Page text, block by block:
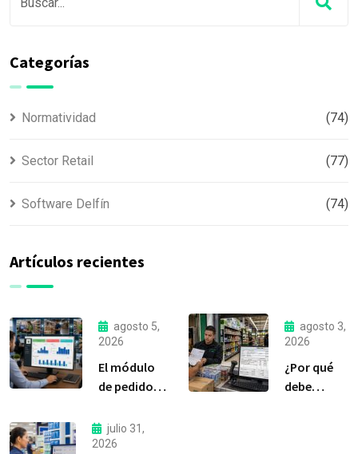
Categorías
Normatividad (74)
Sector Retail (77)
Software Delfín (74)
Artículos recientes
agosto 5,
2026
El módulo
de pedidos:
la
herramienta
agosto 3,
2026
¿Por qué
debe
julio 31,
2026